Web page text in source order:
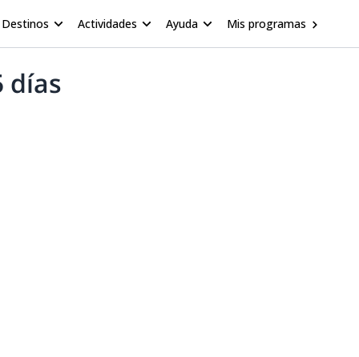
Destinos Actividades Ayuda Mis programas
días